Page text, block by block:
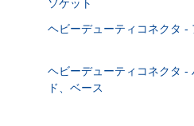
ソケット
ヘビーデューティコネクタ -
ヘビーデューティコネクタ -
ド、ベース